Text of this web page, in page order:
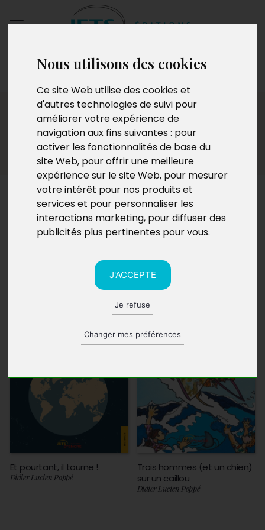
Nous utilisons des cookies
Ce site Web utilise des cookies et
d'autres technologies de suivi pour
améliorer votre expérience de
navigation aux fins suivantes : pour
activer les fonctionnalités de base du
site Web, pour offrir une meilleure
expérience sur le site Web, pour mesurer
votre intérêt pour nos produits et
services et pour personnaliser les
interactions marketing, pour diffuser des
publicités plus pertinentes pour vous.
J'ACCEPTE
Je refuse
Changer mes préférences
Envoyez votre
Humour
Humour
Et pourtant, il tourne !
Didier Lucien Poppé
Trois hommes (et un chien)
sur un caillou
Didier Lucien Poppé